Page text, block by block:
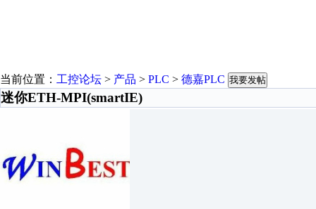
当前位置： 工控论坛 > 产品 > PLC > 德嘉PLC 我要发帖
迷你ETH-MPI(smartIE)